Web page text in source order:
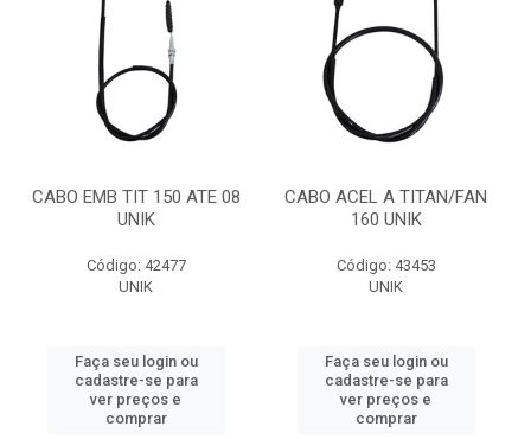
CABO EMB TIT 150 ATE 08
UNIK
Código: 42477
UNIK
Faça seu login ou
cadastre-se para
ver preços e
comprar
CABO ACEL A TITAN/FAN
160 UNIK
Código: 43453
UNIK
Faça seu login ou
cadastre-se para
ver preços e
comprar